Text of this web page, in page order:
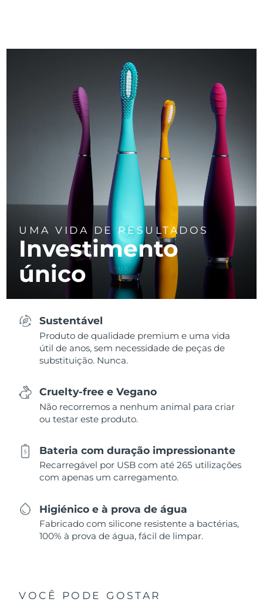
UMA VIDA DE RESULTADOS
Investimento
único
Sustentável
Produto de qualidade premium e uma vida
útil de anos, sem necessidade de peças de
substituição. Nunca.
Cruelty-free e Vegano
Não recorremos a nenhum animal para criar
ou testar este produto.
Bateria com duração impressionante
Recarregável por USB com até 265 utilizações
com apenas um carregamento.
Higiénico e à prova de água
Fabricado com silicone resistente a bactérias,
100% à prova de água, fácil de limpar.
VOCÊ PODE GOSTAR